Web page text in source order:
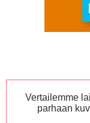
Vertailemme
parhaan